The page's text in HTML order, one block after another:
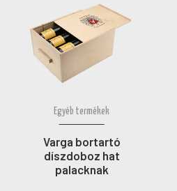
Egyéb termékek
Varga bortartó
díszdoboz hat
palacknak